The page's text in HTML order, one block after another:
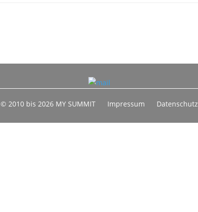
© 2010 bis 2026 MY SUMMIT Impressum Datenschutz